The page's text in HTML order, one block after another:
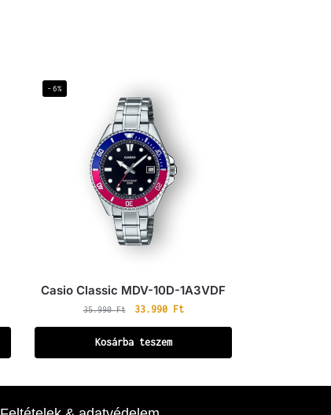
-6%
Casio Classic MDV-10D-1A3VDF
35.990Ft 33.990 Ft
Kosárba teszem